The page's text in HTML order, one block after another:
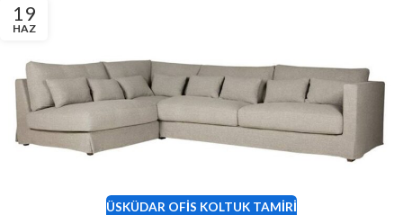
19
HAZ
ÜSKÜDAR OFIS KOLTUK TAMIRI